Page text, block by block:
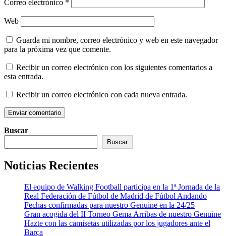
Correo electrónico *
Web
Guarda mi nombre, correo electrónico y web en este navegador
para la próxima vez que comente.
Recibir un correo electrónico con los siguientes comentarios a
esta entrada.
Recibir un correo electrónico con cada nueva entrada.
Buscar
Buscar
Noticias Recientes
El equipo de Walking Football participa en la 1ª Jornada de la
Real Federación de Fútbol de Madrid de Fútbol Andando
Fechas confirmadas para nuestro Genuine en la 24/25
Gran acogida del II Torneo Gema Arribas de nuestro Genuine
Hazte con las camisetas utilizadas por los jugadores ante el
Barça